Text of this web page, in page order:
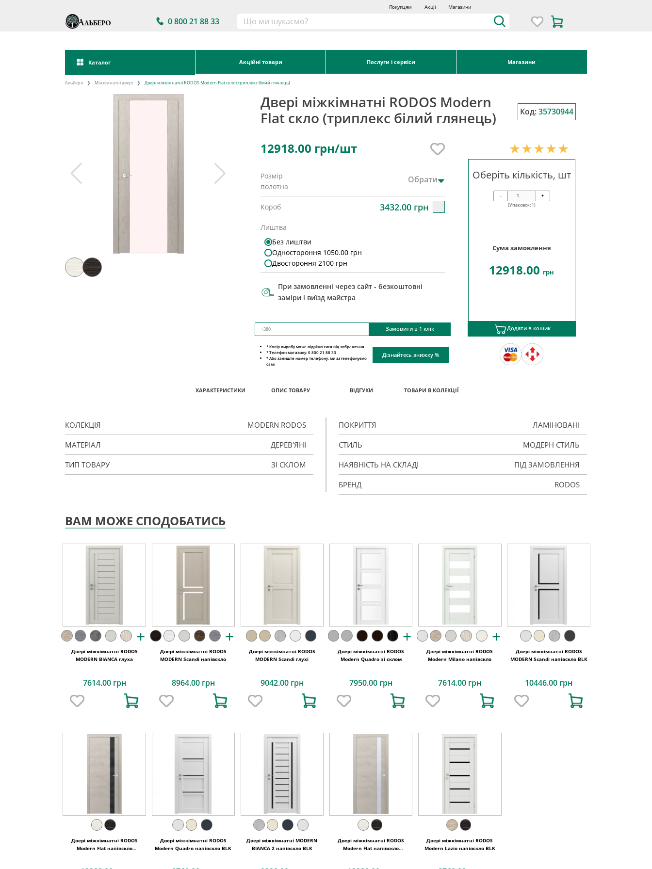
Покупцям Акції Магазини
0 800 21 88 33
Каталог Акційні товари Послуги і сервіси Магазини
Альберо Міжкімнатні двері Двері міжкімнатні RODOS Modern Flat скло (триплекс білий глянець)
Двері міжкімнатні RODOS Modern
Flat скло (триплекс білий глянець)
Код: 35730944
12918.00 грн/шт
Розмір
полотна
Обрати
Короб 3432.00 грн
Лиштва
Без лиштви
Одностороння 1050.00 грн
Двостороння 2100 грн
При замовленні через сайт - безкоштовні
заміри і виїзд майстра
Замовити в 1 клік
Оберіть кількість, шт
-
+
(Упаковок: 1)
Сума замовлення
12918.00 грн
Додати в кошик
* Колір виробу може відрізнятися від зображення
* Телефон магазину: 0 800 21 88 33
* Або залиште номер телефону, ми зателефонуємо
самі
Дізнайтесь знижку %
ХАРАКТЕРИСТИКИ ОПИС ТОВАРУ ВІДГУКИ ТОВАРИ В КОЛЕКЦІЇ
КОЛЕКЦІЯ MODERN RODOS
МАТЕРІАЛ ДЕРЕВ'ЯНІ
ТИП ТОВАРУ ЗІ СКЛОМ
ПОКРИТТЯ ЛАМІНОВАНІ
СТИЛЬ МОДЕРН СТИЛЬ
НАЯВНІСТЬ НА СКЛАДІ ПІД ЗАМОВЛЕННЯ
БРЕНД RODOS
ВАМ МОЖЕ СПОДОБАТИСЬ
+
Двері міжкімнатні RODOS
MODERN BIANCA глуха
7614.00 грн
+
Двері міжкімнатні RODOS
MODERN Scandi напівскло
8964.00 грн
Двері міжкімнатні RODOS
MODERN Scandi глухі
9042.00 грн
+
Двері міжкімнатні RODOS
Modern Quadro зі склом
7950.00 грн
+
Двері міжкімнатні RODOS
Modern Milano напівскло
7614.00 грн
Двері міжкімнатні RODOS
MODERN Scandi напівскло BLK
10446.00 грн
Двері міжкімнатні RODOS
Modern Flat напівскло
Двері міжкімнатні RODOS
Modern Quadro напівскло BLK
Двері міжкімнатні MODERN
BIANCA 2 напівскло BLK
Двері міжкімнатні RODOS
Modern Flat напівскло
Двері міжкімнатні RODOS
Modern Lazio напівскло BLK